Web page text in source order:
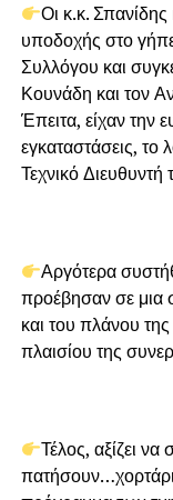
Οι κ.κ.
υποδοχής στο
Συλλόγου και
Κουνάδη και τον
Έπειτα, είχαν την
εγκαταστάσεις, το
Τεχνικό
Αργότερα
προέβησαν σε μια
και του πλάνου
πλαισίου της
Τέλος, αξίζει